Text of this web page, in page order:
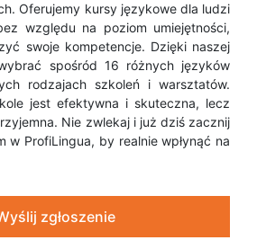
Oferujemy kursy językowe dla ludzi
względu na poziom umiejętności,
swoje kompetencje. Dzięki naszej
spośród 16 różnych języków
rodzajach szkoleń i warsztatów.
jest efektywna i skuteczna, lecz
Nie zwlekaj i już dziś zacznij
w ProfiLingua, by realnie wpłynąć na
zgłoszenie